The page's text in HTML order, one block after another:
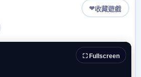
❤收藏遊戲
⛶ Fullscreen